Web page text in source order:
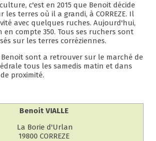
c'est en 2015 que Benoit décide
terres où il a grandi, à CORREZE. Il
avec quelques ruches. Aujourd'hui,
compte 350. Tous ses ruchers sont
sur les terres corréziennes.
sont a retrouver sur le marché de
tous les samedis matin et dans
proximité.
Benoit VIALLE
La Borie d'Urlan
19800 CORREZE